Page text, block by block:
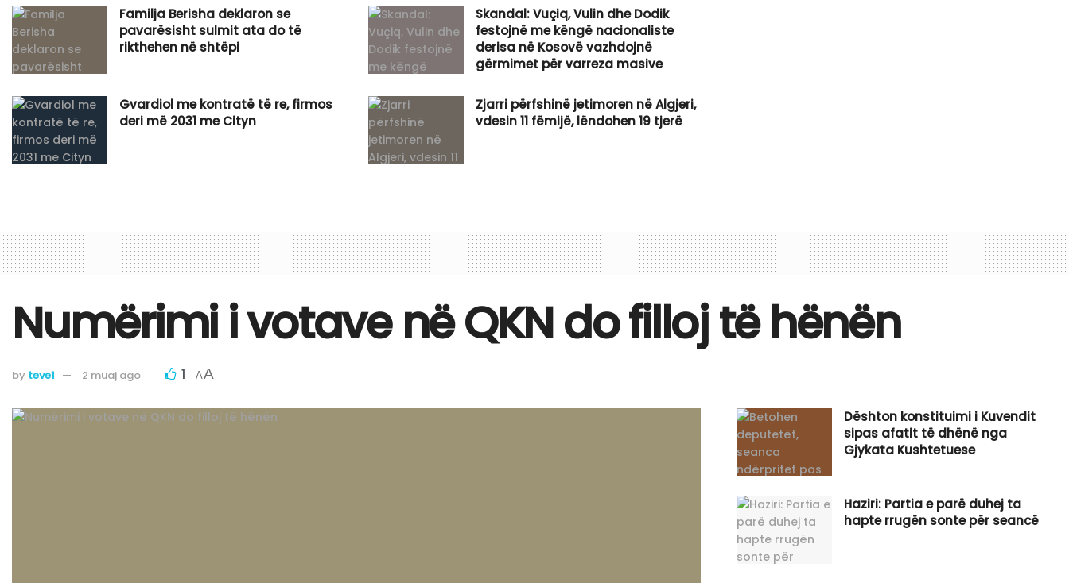
Familja Berisha deklaron se
pavarësisht sulmit ata do të
rikthehen në shtëpi
Skandal: Vuçiq, Vulin dhe Dodik
festojnë me këngë nacionaliste
derisa në Kosovë vazhdojnë
gërmimet për varreza masive
Gvardiol me kontratë të re, firmos
deri më 2031 me Cityn
Zjarri përfshinë jetimoren në Algjeri,
vdesin 11 fëmijë, lëndohen 19 tjerë
Numërimi i votave në QKN do filloj të hënën
by teve1 2 muaj ago 1 AA
Dështon konstituimi i Kuvendit
sipas afatit të dhënë nga
Gjykata Kushtetuese
Haziri: Partia e parë duhej ta
hapte rrugën sonte për seancë